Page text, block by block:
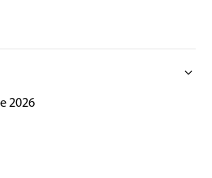
expand_more
2026